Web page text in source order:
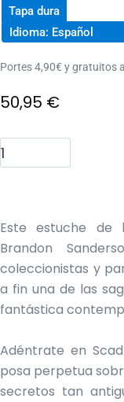
Tapa dura
Idioma: Español
Portes 4,90€ y gratuitos
50,95 €
Estuche
MISTBORN
1,
Este estuche de
Brandon
coleccionistas y
a fin una de las
fantástica
Adéntrate en
posa perpetua
secretos tan